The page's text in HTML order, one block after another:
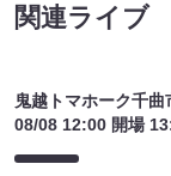
関連ライブ
鬼越トマホーク千曲
08/08 12:00 開場